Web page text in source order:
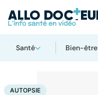
Santé Bien-être
AccueilSantéAutopsie
AUTOPSIE